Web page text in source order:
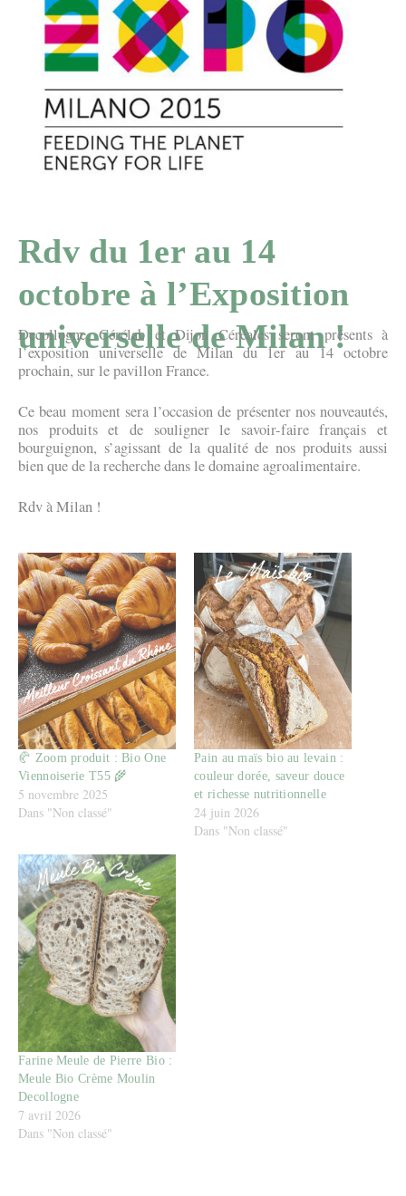
Rdv du 1er au 14
octobre à l’Exposition
universelle de Milan !
Decollogne, Cérélab et Dijon Céréales seront présents à
l’exposition universelle de Milan du 1er au 14 octobre
prochain, sur le pavillon France.
Ce beau moment sera l’occasion de présenter nos nouveautés,
nos produits et de souligner le savoir-faire français et
bourguignon, s’agissant de la qualité de nos produits aussi
bien que de la recherche dans le domaine agroalimentaire.
Rdv à Milan !
🥐 Zoom produit : Bio One
Viennoiserie T55 🌾
5 novembre 2025
Dans "Non classé"
Pain au maïs bio au levain :
couleur dorée, saveur douce
et richesse nutritionnelle
24 juin 2026
Dans "Non classé"
Farine Meule de Pierre Bio :
Meule Bio Crème Moulin
Decollogne
7 avril 2026
Dans "Non classé"